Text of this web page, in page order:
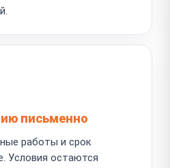
письменно
работы и срок
Условия остаются